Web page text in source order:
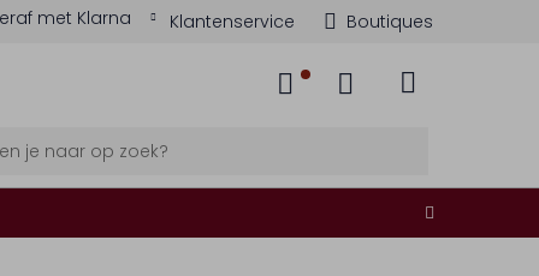
met Klarna Klantenservice Boutiques